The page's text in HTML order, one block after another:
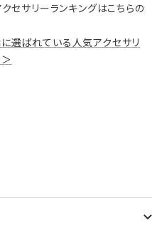
セサリーランキングはこちらの
選ばれている人気アクセサリ